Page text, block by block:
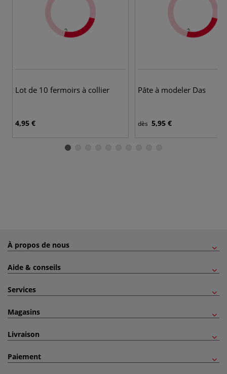
Lot de 10 fermoirs à collier
4,95 €
Pâte à modeler Das
dès 5,95 €
À propos de nous
Aide & conseils
Services
Magasins
Livraison
Paiement